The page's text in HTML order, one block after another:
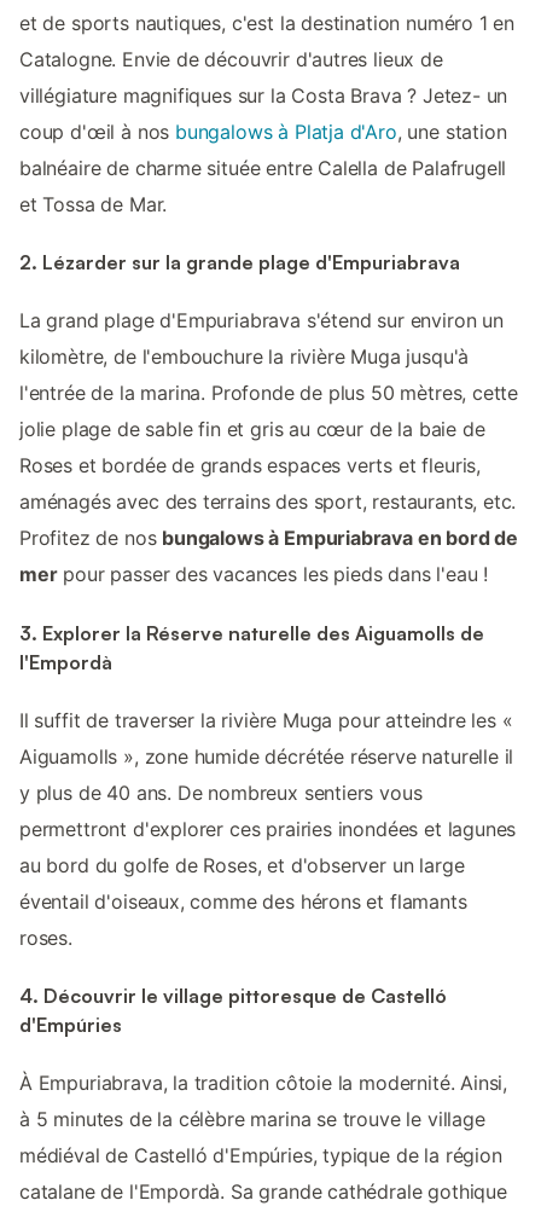
et de sports nautiques, c'est la destination numéro 1 en
Catalogne. Envie de découvrir d'autres lieux de
villégiature magnifiques sur la Costa Brava ? Jetez- un
coup d'œil à nos bungalows à Platja d'Aro, une station
balnéaire de charme située entre Calella de Palafrugell
et Tossa de Mar.
2. Lézarder sur la grande plage d'Empuriabrava
La grand plage d'Empuriabrava s'étend sur environ un
kilomètre, de l'embouchure la rivière Muga jusqu'à
l'entrée de la marina. Profonde de plus 50 mètres, cette
jolie plage de sable fin et gris au cœur de la baie de
Roses et bordée de grands espaces verts et fleuris,
aménagés avec des terrains des sport, restaurants, etc.
Profitez de nos bungalows à Empuriabrava en bord de
merpour passer des vacances les pieds dans l'eau !
3. Explorer la Réserve naturelle des Aiguamolls de
l'Empordà
Il suffit de traverser la rivière Muga pour atteindre les «
Aiguamolls », zone humide décrétée réserve naturelle il
y plus de 40 ans. De nombreux sentiers vous
permettront d'explorer ces prairies inondées et lagunes
au bord du golfe de Roses, et d'observer un large
éventail d'oiseaux, comme des hérons et flamants
roses.
4. Découvrir le village pittoresque de Castelló
d'Empúries
À Empuriabrava, la tradition côtoie la modernité. Ainsi,
à 5 minutes de la célèbre marina se trouve le village
médiéval de Castelló d'Empúries, typique de la région
catalane de l'Empordà. Sa grande cathédrale gothique